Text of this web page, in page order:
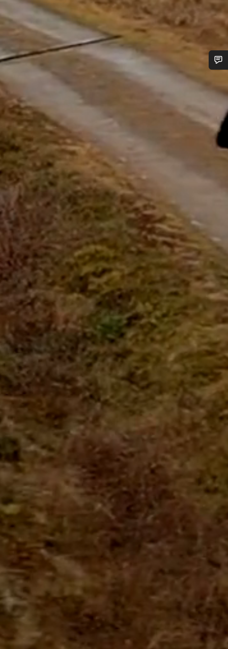
¿Necesitas ayuda?
Nuestros expertos estarán encantados de responder a tus
preguntas.
Cerrar